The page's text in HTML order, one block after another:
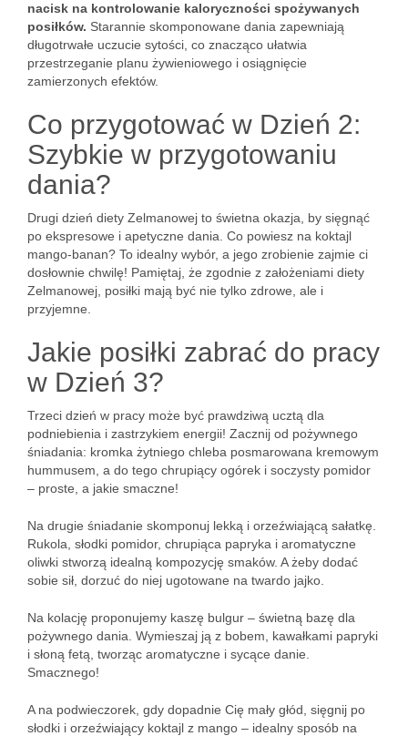
nacisk na kontrolowanie kaloryczności spożywanych
posiłków. Starannie skomponowane dania zapewniają
długotrwałe uczucie sytości, co znacząco ułatwia
przestrzeganie planu żywieniowego i osiągnięcie
zamierzonych efektów.
Co przygotować w Dzień 2:
Szybkie w przygotowaniu
dania?
Drugi dzień diety Zelmanowej to świetna okazja, by sięgnąć
po ekspresowe i apetyczne dania. Co powiesz na koktajl
mango-banan? To idealny wybór, a jego zrobienie zajmie ci
dosłownie chwilę! Pamiętaj, że zgodnie z założeniami diety
Zelmanowej, posiłki mają być nie tylko zdrowe, ale i
przyjemne.
Jakie posiłki zabrać do pracy
w Dzień 3?
Trzeci dzień w pracy może być prawdziwą ucztą dla
podniebienia i zastrzykiem energii! Zacznij od pożywnego
śniadania: kromka żytniego chleba posmarowana kremowym
hummusem, a do tego chrupiący ogórek i soczysty pomidor
– proste, a jakie smaczne!
Na drugie śniadanie skomponuj lekką i orzeźwiającą sałatkę.
Rukola, słodki pomidor, chrupiąca papryka i aromatyczne
oliwki stworzą idealną kompozycję smaków. A żeby dodać
sobie sił, dorzuć do niej ugotowane na twardo jajko.
Na kolację proponujemy kaszę bulgur – świetną bazę dla
pożywnego dania. Wymieszaj ją z bobem, kawałkami papryki
i słoną fetą, tworząc aromatyczne i sycące danie.
Smacznego!
A na podwieczorek, gdy dopadnie Cię mały głód, sięgnij po
słodki i orzeźwiający koktajl z mango – idealny sposób na